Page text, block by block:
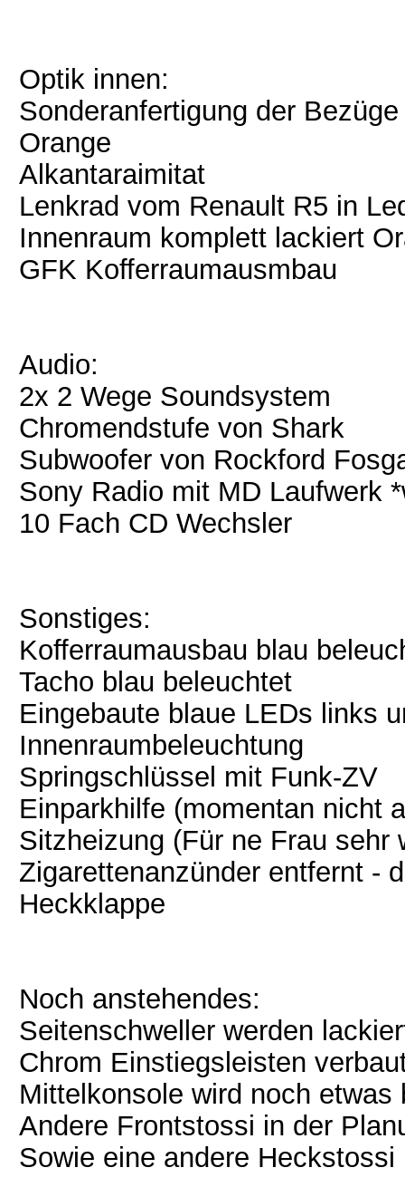
Optik innen:
Sonderanfertigung der
Orange
Alkantaraimitat
Lenkrad vom Renault R5 in
Innenraum komplett lackiert
GFK Kofferraumausmbau
Audio:
2x 2 Wege Soundsystem
Chromendstufe von Shark
Subwoofer von Rockford
Sony Radio mit MD Laufwerk
10 Fach CD Wechsler
Sonstiges:
Kofferraumausbau blau
Tacho blau beleuchtet
Eingebaute blaue LEDs links
Innenraumbeleuchtung
Springschlüssel mit Funk-ZV
Einparkhilfe (momentan nicht
Sitzheizung (Für ne Frau sehr
Zigarettenanzünder entfernt -
Heckklappe
Noch anstehendes:
Seitenschweller werden
Chrom Einstiegsleisten
Mittelkonsole wird noch
Andere Frontstossi in der
Sowie eine andere Heckstossi